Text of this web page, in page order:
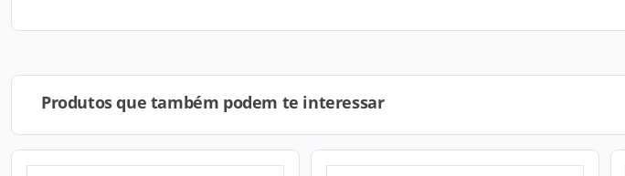
Produtos que também podem te interessar